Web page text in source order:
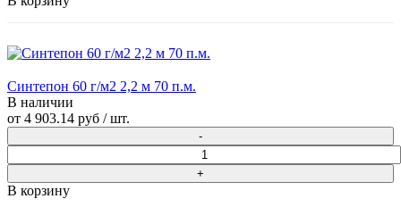
Синтепон 60 г/м2 2,2 м 70 п.м.
В наличии
от 4 903.14 руб / шт.
В корзину